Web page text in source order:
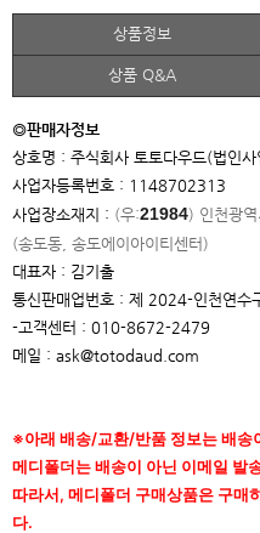
상품정보
상품 Q&A
◎판매자정보
상호명 : 주식회사 토토다우드(법인사
사업자등록번호 : 1148702313
사업장소재지 : (우:21984) 인천광
(송도동, 송도에이아이 티센터)
대표자 : 김기출
통신판매업번호 : 제 2024-인천연수
-고객센터 : 010-8672-2479
메일 : ask@totodaud.com
※아래 배송/교환/반품 정보는 배송
메디폴더는 배송이 아닌 이메일 발
따라서, 메디폴더 구매상품은 구매
다.